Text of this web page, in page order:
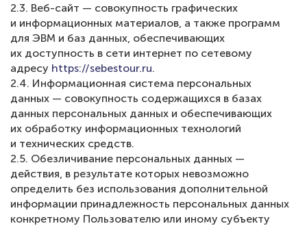
2.3. Веб-сайт — совокупность графических
и информационных материалов, а также программ
для ЭВМ и баз данных, обеспечивающих
их доступность в сети интернет по сетевому
адресу https://sebestour.ru.
2.4. Информационная система персональных
данных — совокупность содержащихся в базах
данных персональных данных и обеспечивающих
их обработку информационных технологий
и технических средств.
2.5. Обезличивание персональных данных —
действия, в результате которых невозможно
определить без использования дополнительной
информации принадлежность персональных данных
конкретному Пользователю или иному субъекту